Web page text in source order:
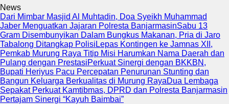
News
Dari Mimbar Masjid Al Muhtadin, Doa Syeikh Muhammad
Jaber Menguatkan Jajaran Polresta BanjarmasinSabu 13
Gram Disembunyikan Dalam Bungkus Makanan, Pria di Jaro
Tabalong Ditangkap Polisi Lepas Kontingen ke Jamnas XII,
Pemkab Murung Raya Titip Misi Harumkan Nama Daerah dan
Pulang dengan PrestasiPerkuat Sinergi dengan BKKBN,
Bupati Heriyus Pacu Percepatan Penurunan Stunting dan
Bangun Keluarga Berkualitas di Murung RayaDua Lembaga
Sepakat Perkuat Kamtibmas, DPRD dan Polresta Banjarmasin
Pertajam Sinergi “Kayuh Baimbai”